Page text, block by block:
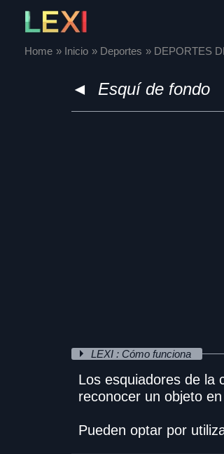
contentHome Inicio Deportes DEPORTES
◄ Esquí de fondo
LEXI : Cómo funciona
Los esquiadores de la
reconocer un objeto
Pueden optar por